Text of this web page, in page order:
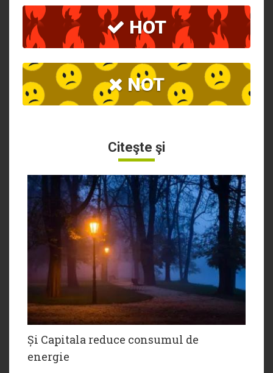
HOT
NOT
Citeşte şi
Și Capitala reduce consumul de
energie